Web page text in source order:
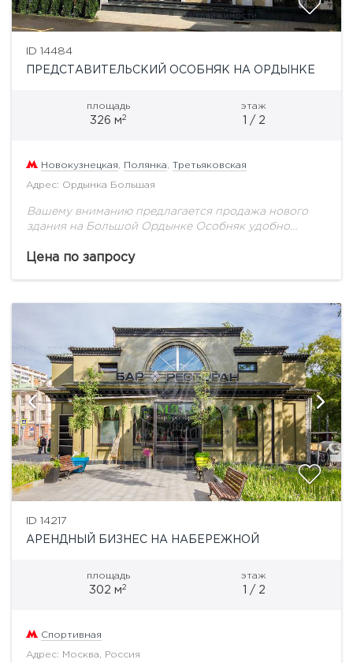
ID 14484
ПРЕДСТАВИТЕЛЬСКИЙ ОСОБНЯК НА ОРДЫНКЕ
площадь
326 м2
этаж
1 / 2
Новокузнецкая Полянка Третьяковская
Адрес: Ордынка Большая
Вашему вниманию предлагается продажа нового
здания на Большой Ордынке Особняк удобно
линии домов по Большой и по Малой Ордынке
Цена по запросу
ID 14217
АРЕНДНЫЙ БИЗНЕС НА НАБЕРЕЖНОЙ
площадь
302 м2
этаж
1 / 2
Спортивная
Адрес: Москва, Россия